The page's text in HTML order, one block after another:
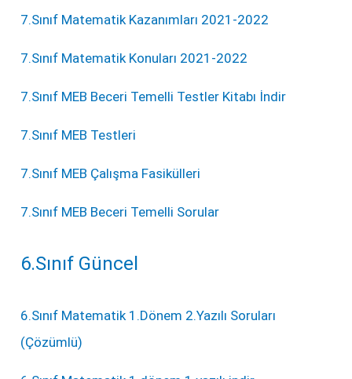
7.Sınıf Matematik Kazanımları 2021-2022
7.Sınıf Matematik Konuları 2021-2022
7.Sınıf MEB Beceri Temelli Testler Kitabı İndir
7.Sınıf MEB Testleri
7.Sınıf MEB Çalışma Fasikülleri
7.Sınıf MEB Beceri Temelli Sorular
6.Sınıf Güncel
6.Sınıf Matematik 1.Dönem 2.Yazılı Soruları
(Çözümlü)